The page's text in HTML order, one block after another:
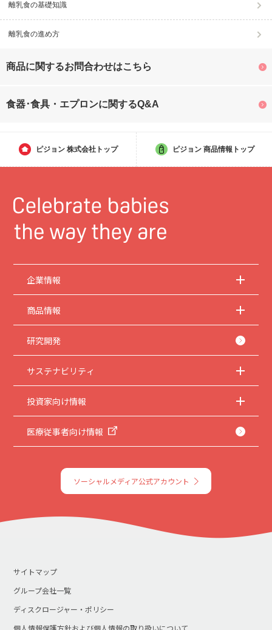
離乳食の基礎知識
離乳食の進め方
商品に関するお問合わせはこちら
食器･食具・エプロンに関するQ&A
ピジョン 株式会社トップ ピジョン 商品情報トップ
企業情報
商品情報
研究開発
サステナビリティ
投資家向け情報
医療従事者向け情報
ソーシャルメディア公式アカウント
サイトマップ
グループ会社一覧
ディスクロージャー・ポリシー
個人情報保護方針および個人情報の取り扱いについて